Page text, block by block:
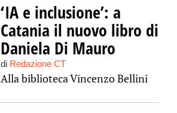
‘IA e inclusione’: a
Catania il nuovo libro di
Daniela Di Mauro
di Redazione CT
Alla biblioteca Vincenzo Bellini